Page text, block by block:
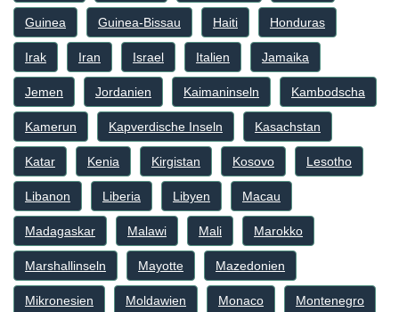
Guinea Guinea-Bissau Haiti Honduras
Irak Iran Israel Italien Jamaika
Jemen Jordanien Kaimaninseln Kambodscha
Kamerun Kapverdische Inseln Kasachstan
Katar Kenia Kirgistan Kosovo Lesotho
Libanon Liberia Libyen Macau
Madagaskar Malawi Mali Marokko
Marshallinseln Mayotte Mazedonien
Mikronesien Moldawien Monaco Montenegro